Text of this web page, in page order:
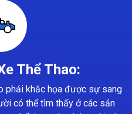
Thể Thao:
phải khắc họa được sự sang
có thể tìm thấy ở các sản